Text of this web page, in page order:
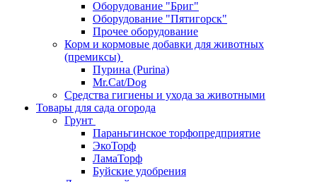
Оборудование "Бриг"
Оборудование "Пятигорск"
Прочее оборудование
Корм и кормовые добавки для животных
(премиксы)
Пурина (Purina)
Mr.Cat/Dog
Средства гигиены и ухода за животными
Товары для сада огорода
Грунт
Параньгинское торфопредприятие
ЭкоТорф
ЛамаТорф
Буйские удобрения